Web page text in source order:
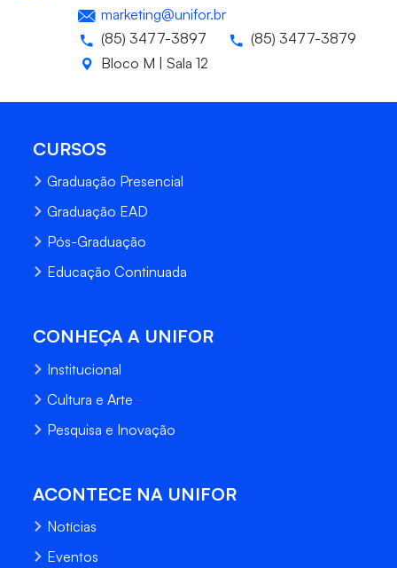
marketing@unifor.br
(85) 3477-3897
(85) 3477-3879
Bloco M | Sala 12
CURSOS
Graduação Presencial
Graduação EAD
Pós-Graduação
Educação Continuada
CONHEÇA A UNIFOR
Institucional
Cultura e Arte
Pesquisa e Inovação
ACONTECE NA UNIFOR
Notícias
Eventos